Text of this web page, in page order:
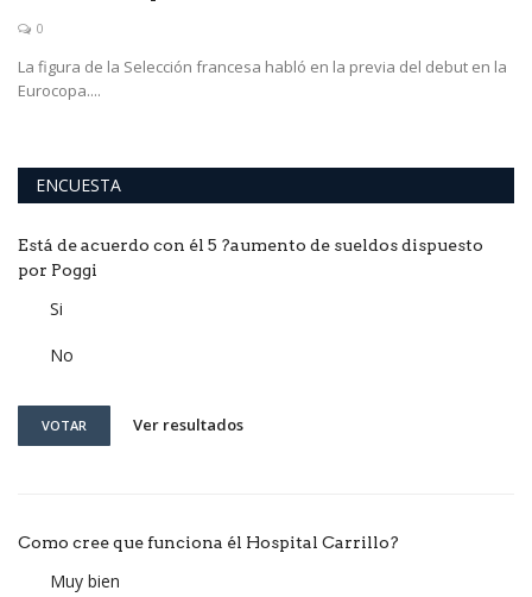
0
La figura de la Selección francesa habló en la previa del debut en la
Eurocopa....
ENCUESTA
Está de acuerdo con él 5 ?aumento de sueldos dispuesto
por Poggi
Si
No
VOTAR Ver resultados
Como cree que funciona él Hospital Carrillo?
Muy bien